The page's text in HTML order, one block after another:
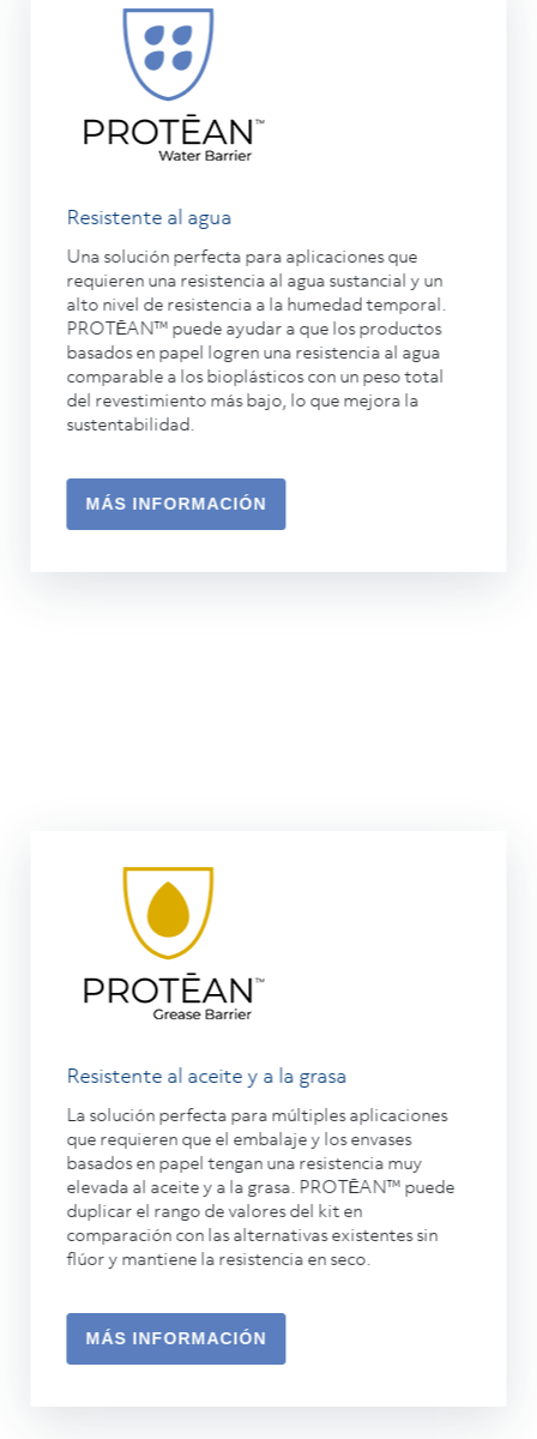
Resistente al agua
Una solución perfecta para aplicaciones que
requieren una resistencia al agua sustancial y un
alto nivel de resistencia a la humedad temporal.
PROTĒAN™ puede ayudar a que los productos
basados en papel logren una resistencia al agua
comparable a los bioplásticos con un peso total
del revestimiento más bajo, lo que mejora la
sustentabilidad.
MÁS INFORMACIÓN
Resistente al aceite y a la grasa
La solución perfecta para múltiples aplicaciones
que requieren que el embalaje y los envases
basados en papel tengan una resistencia muy
elevada al aceite y a la grasa. PROTĒAN™ puede
duplicar el rango de valores del kit en
comparación con las alternativas existentes sin
flúor y mantiene la resistencia en seco.
MÁS INFORMACIÓN